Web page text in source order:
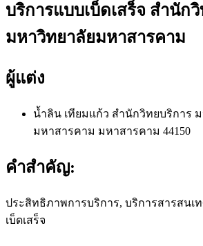
บริการแบบเบ็ดเสร็จ สำนัก
มหาวิทยาลัยมหาสารคาม
ผู้แต่ง
น้ำลิน เทียมแก้ว สำนักวิทยบริการ
มหาสารคาม มหาสารคาม 44150
คำสำคัญ:
ประสิทธิภาพการบริการ, บริการสารสนเ
เบ็ดเสร็จ